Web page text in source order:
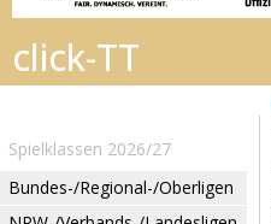
Spielklassen 2026/27
Bundes-/Regional-/Oberligen